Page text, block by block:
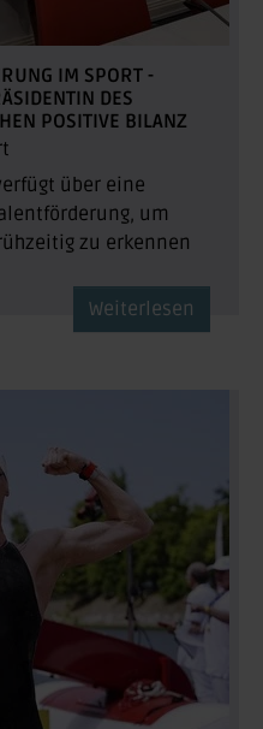
IM SPORT -
DES
POSITIVE BILANZ
über eine
um
zu erkennen
Weiterlesen